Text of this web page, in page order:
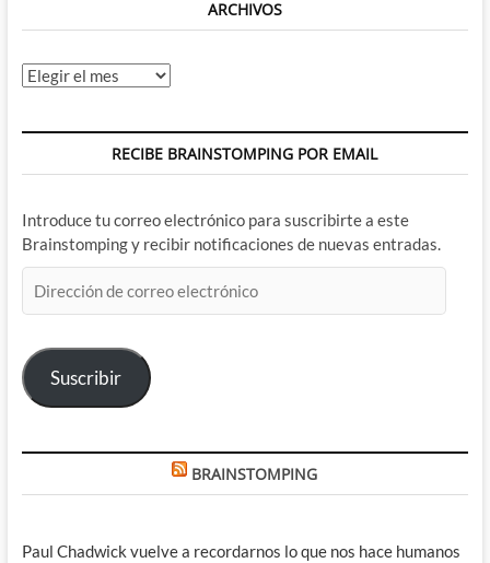
ARCHIVOS
Archivos
RECIBE BRAINSTOMPING POR EMAIL
Introduce tu correo electrónico para suscribirte a este
Brainstomping y recibir notificaciones de nuevas entradas.
de
electrónico
Suscribir
BRAINSTOMPING
Paul Chadwick vuelve a recordarnos lo que nos hace humanos